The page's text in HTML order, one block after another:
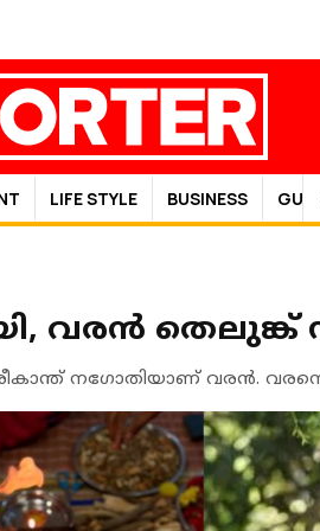
LIFE STYLE BUSINESS
വരൻ
നഗോതിയാണ് വരൻ. വരനെ